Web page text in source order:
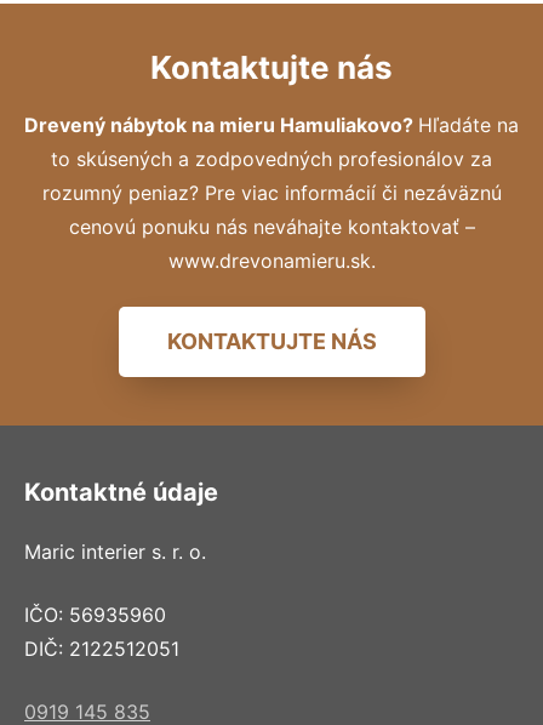
Kontaktujte nás
Drevený nábytok na mieru Hamuliakovo? Hľadáte na
to skúsených a zodpovedných profesionálov za
rozumný peniaz? Pre viac informácií či nezáväznú
cenovú ponuku nás neváhajte kontaktovať –
www.drevonamieru.sk.
KONTAKTUJTE NÁS
Kontaktné údaje
Maric interier s. r. o.
IČO: 56935960
DIČ: 2122512051
0919 145 835